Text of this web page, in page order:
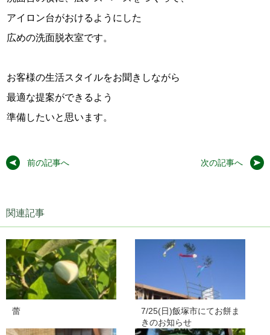
アイロン台がおけるようにした
広めの洗面脱衣室です。
お客様の生活スタイルをお聞きしながら
最適な提案ができるよう
準備したいと思います。
前の記事へ 次の記事へ
関連記事
蕾
7/25(日)飯塚市にてお餅ま
きのお知らせ